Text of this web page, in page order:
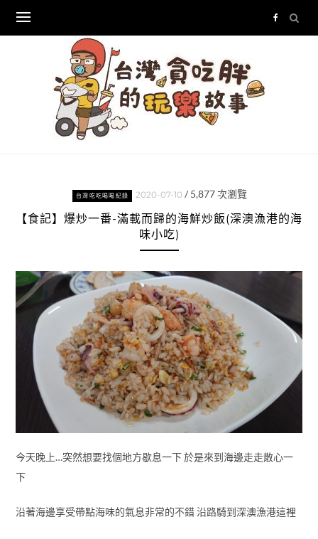
content
台灣吃吃喝喝紀錄 2020-07-10 / 5,877次瀏覽
【食記】爆炒一番-滿載而歸的海鮮炒飯(深澳漁港的海
味小吃)
今天晚上…突然想要找個地方歇息一下 於是來到海邊走走散心一
下
沿著海邊享受帶點海味的氣息非常的不錯 沿路騎到深澳漁港這裡